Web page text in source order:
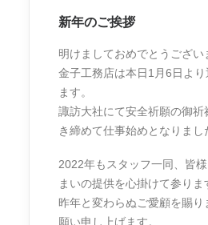
新年のご挨拶
明けましておめでとうござい
金子工務店は本日1月6日より
ます。
諏訪大社にて安全祈願の御祈
き締めて仕事始めとなりまし
2022年もスタッフ一同、皆
まいの提供を心掛けて参りま
昨年と変わらぬご愛顧を賜り
願い申し上げます。